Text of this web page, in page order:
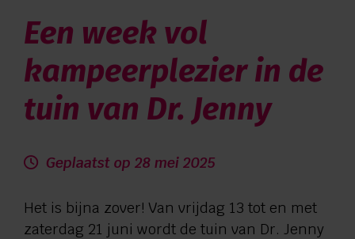
Een week vol
kampeerplezier in de
tuin van Dr. Jenny
Geplaatst op 28 mei 2025
Het is bijna zover! Van vrijdag 13 tot en met
zaterdag 21 juni wordt de tuin van Dr. Jenny
Vrijwilligers
Verwijzers
Contact
Privacy
Vragen en advies: